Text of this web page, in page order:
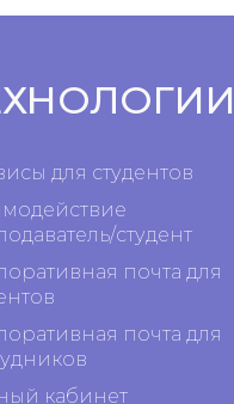
для студентов
студент
почта для
почта для
кабинет